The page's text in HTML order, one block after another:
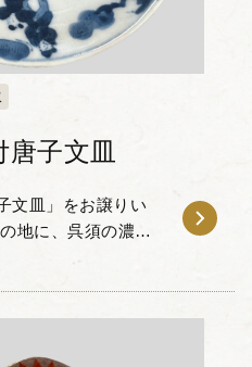
唐子文皿
文皿」をお譲りい
地に、呉須の濃淡
かれた作品です。